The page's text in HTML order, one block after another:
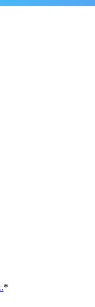
*